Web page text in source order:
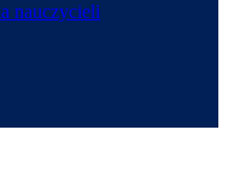
nauczycieli